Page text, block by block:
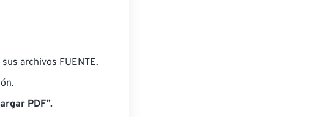
archivos FUENTE.
PDF”.